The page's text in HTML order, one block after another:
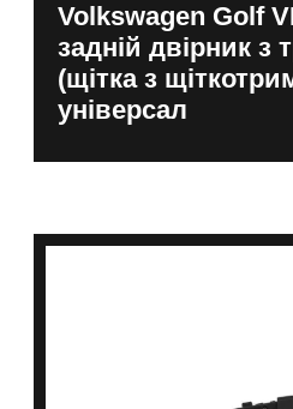
Volkswagen Golf
задній двірник з
(щітка з
універсал